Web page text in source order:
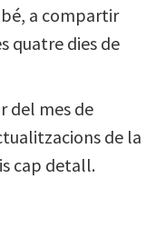
a compartir
quatre dies de
del mes de
de la
cap detall.